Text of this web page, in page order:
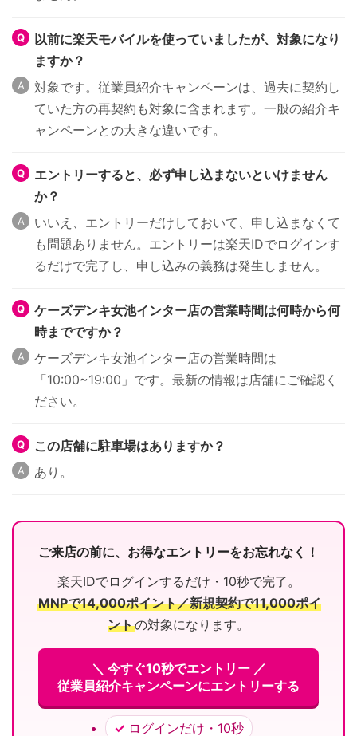
以前に楽天モバイルを使っていましたが、対象になり
ますか？
対象です。従業員紹介キャンペーンは、過去に契約し
ていた方の再契約も対象に含まれます。一般の紹介キ
ャンペーンとの大きな違いです。
エントリーすると、必ず申し込まないといけません
か？
いいえ、エントリーだけしておいて、申し込まなくて
も問題ありません。エントリーは楽天IDでログインす
るだけで完了し、申し込みの義務は発生しません。
ケーズデンキ女池インター店の営業時間は何時から何
時までですか？
ケーズデンキ女池インター店の営業時間は
「10:00~19:00」です。最新の情報は店舗にご確認く
ださい。
この店舗に駐車場はありますか？
あり。
ご来店の前に、お得なエントリーをお忘れなく！
楽天IDでログインするだけ・10秒で完了。
MNPで14,000ポイント／新規契約で11,000ポイ
ントの対象になります。
＼ 今すぐ10秒でエントリー ／
従業員紹介キャンペーンにエントリーする
ログインだけ・10秒